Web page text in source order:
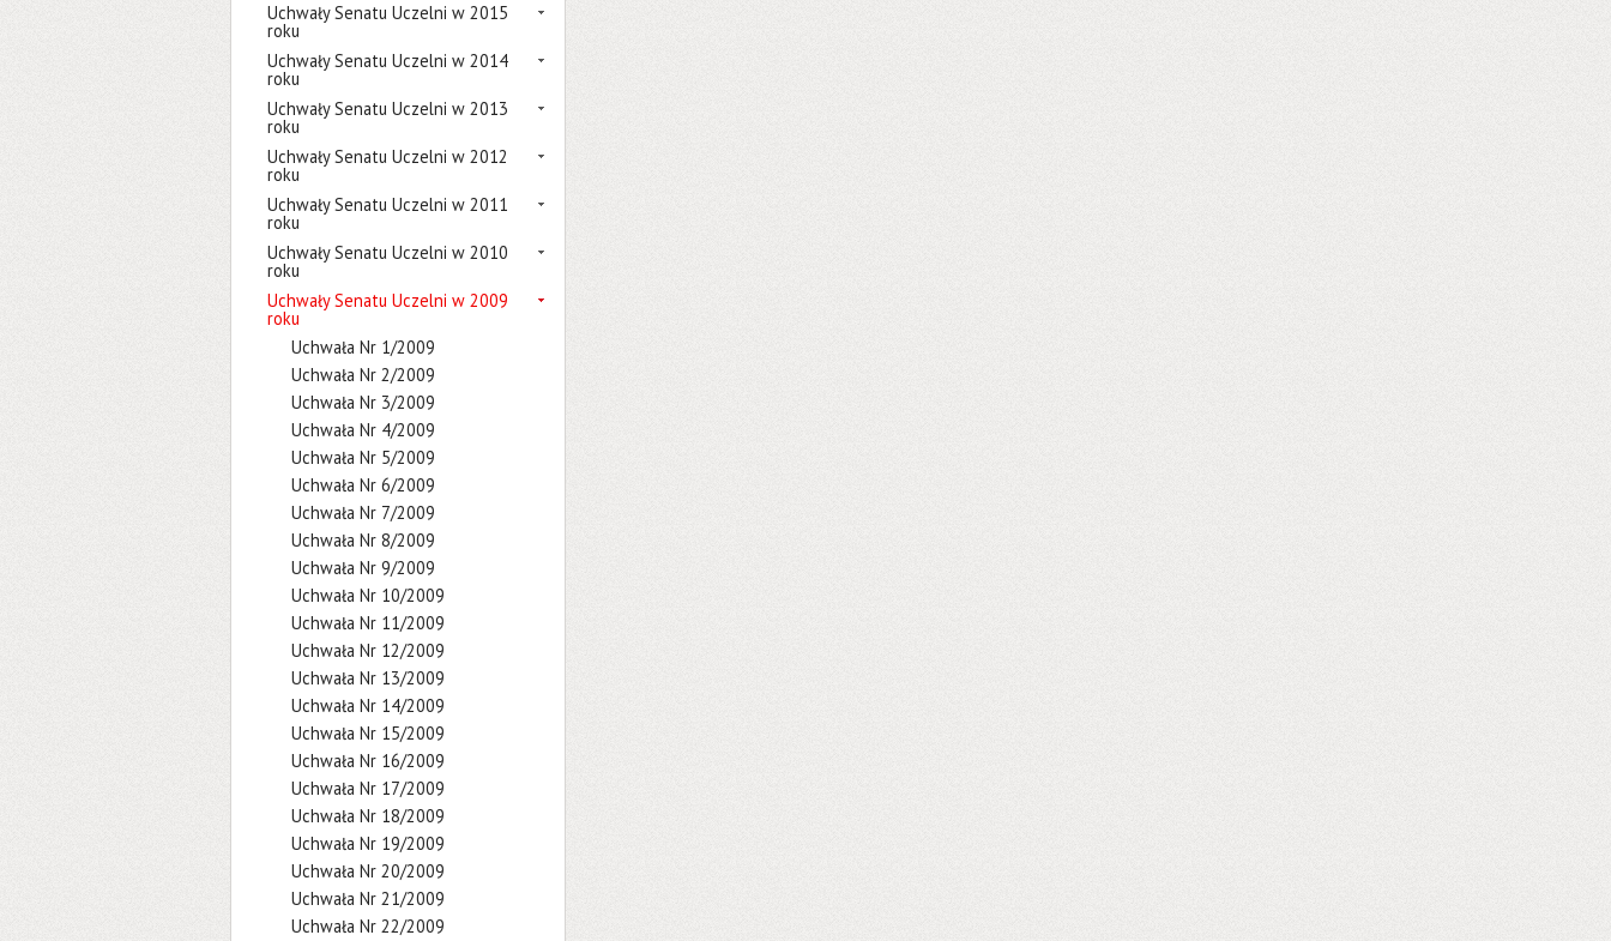
Uchwały Senatu Uczelni w 2015
roku
Uchwały Senatu Uczelni w 2014
roku
Uchwały Senatu Uczelni w 2013
roku
Uchwały Senatu Uczelni w 2012
roku
Uchwały Senatu Uczelni w 2011
roku
Uchwały Senatu Uczelni w 2010
roku
Uchwały Senatu Uczelni w 2009
roku
Uchwała Nr 1/2009
Uchwała Nr 2/2009
Uchwała Nr 3/2009
Uchwała Nr 4/2009
Uchwała Nr 5/2009
Uchwała Nr 6/2009
Uchwała Nr 7/2009
Uchwała Nr 8/2009
Uchwała Nr 9/2009
Uchwała Nr 10/2009
Uchwała Nr 11/2009
Uchwała Nr 12/2009
Uchwała Nr 13/2009
Uchwała Nr 14/2009
Uchwała Nr 15/2009
Uchwała Nr 16/2009
Uchwała Nr 17/2009
Uchwała Nr 18/2009
Uchwała Nr 19/2009
Uchwała Nr 20/2009
Uchwała Nr 21/2009
Uchwała Nr 22/2009